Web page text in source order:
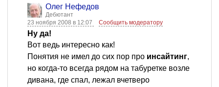
Олег Нефедов
Дебютант
23 ноября 2008 в 12:07
Сообщить модератору
Ну да!
Вот ведь интересно как!
Понятия не имел до сих пор про инсайтинг,
но когда-то всегда рядом на табуретке возле
дивана, где спал, лежал вчетверо